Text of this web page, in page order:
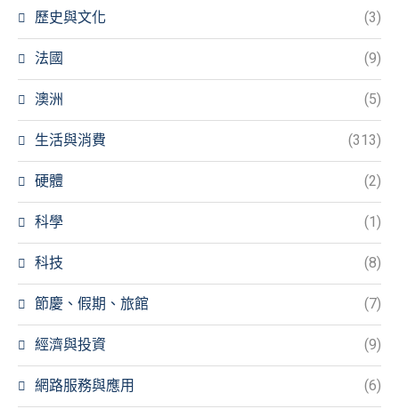
歷史與文化 (3)
法國 (9)
澳洲 (5)
生活與消費 (313)
硬體 (2)
科學 (1)
科技 (8)
節慶、假期、旅館 (7)
經濟與投資 (9)
網路服務與應用 (6)